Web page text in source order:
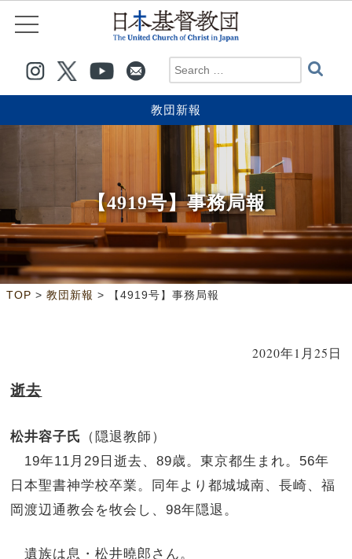
教団新報
【4919号】事務局報
TOP > 教団新報 > 【4919号】事務局報
2020年1月25日
逝去
松井容子氏
（隠退教師）
19年11月29日逝去、89歳。東京都生まれ。56年
日本聖書神学校卒業。同年より都城城南、長崎、福
岡渡辺通教会を牧会し、98年隠退。
遺族は息・松井曉郎さん。